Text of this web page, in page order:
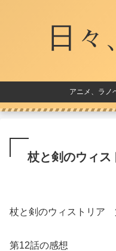
日々
アニメ、ラノ
杖と剣のウィ
杖と剣のウィストリア
第12話の感想